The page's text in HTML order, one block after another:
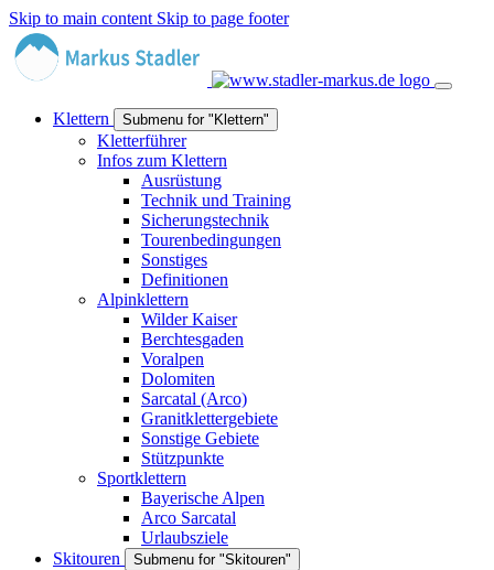
Skip to main content Skip to page footer
Klettern Submenu for "Klettern"
Kletterführer
Infos zum Klettern
Ausrüstung
Technik und Training
Sicherungstechnik
Tourenbedingungen
Sonstiges
Definitionen
Alpinklettern
Wilder Kaiser
Berchtesgaden
Voralpen
Dolomiten
Sarcatal (Arco)
Granitklettergebiete
Sonstige Gebiete
Stützpunkte
Sportklettern
Bayerische Alpen
Arco Sarcatal
Urlaubsziele
Skitouren
Submenu for "Skitouren"